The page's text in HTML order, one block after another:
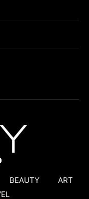
BEAUTY
ART